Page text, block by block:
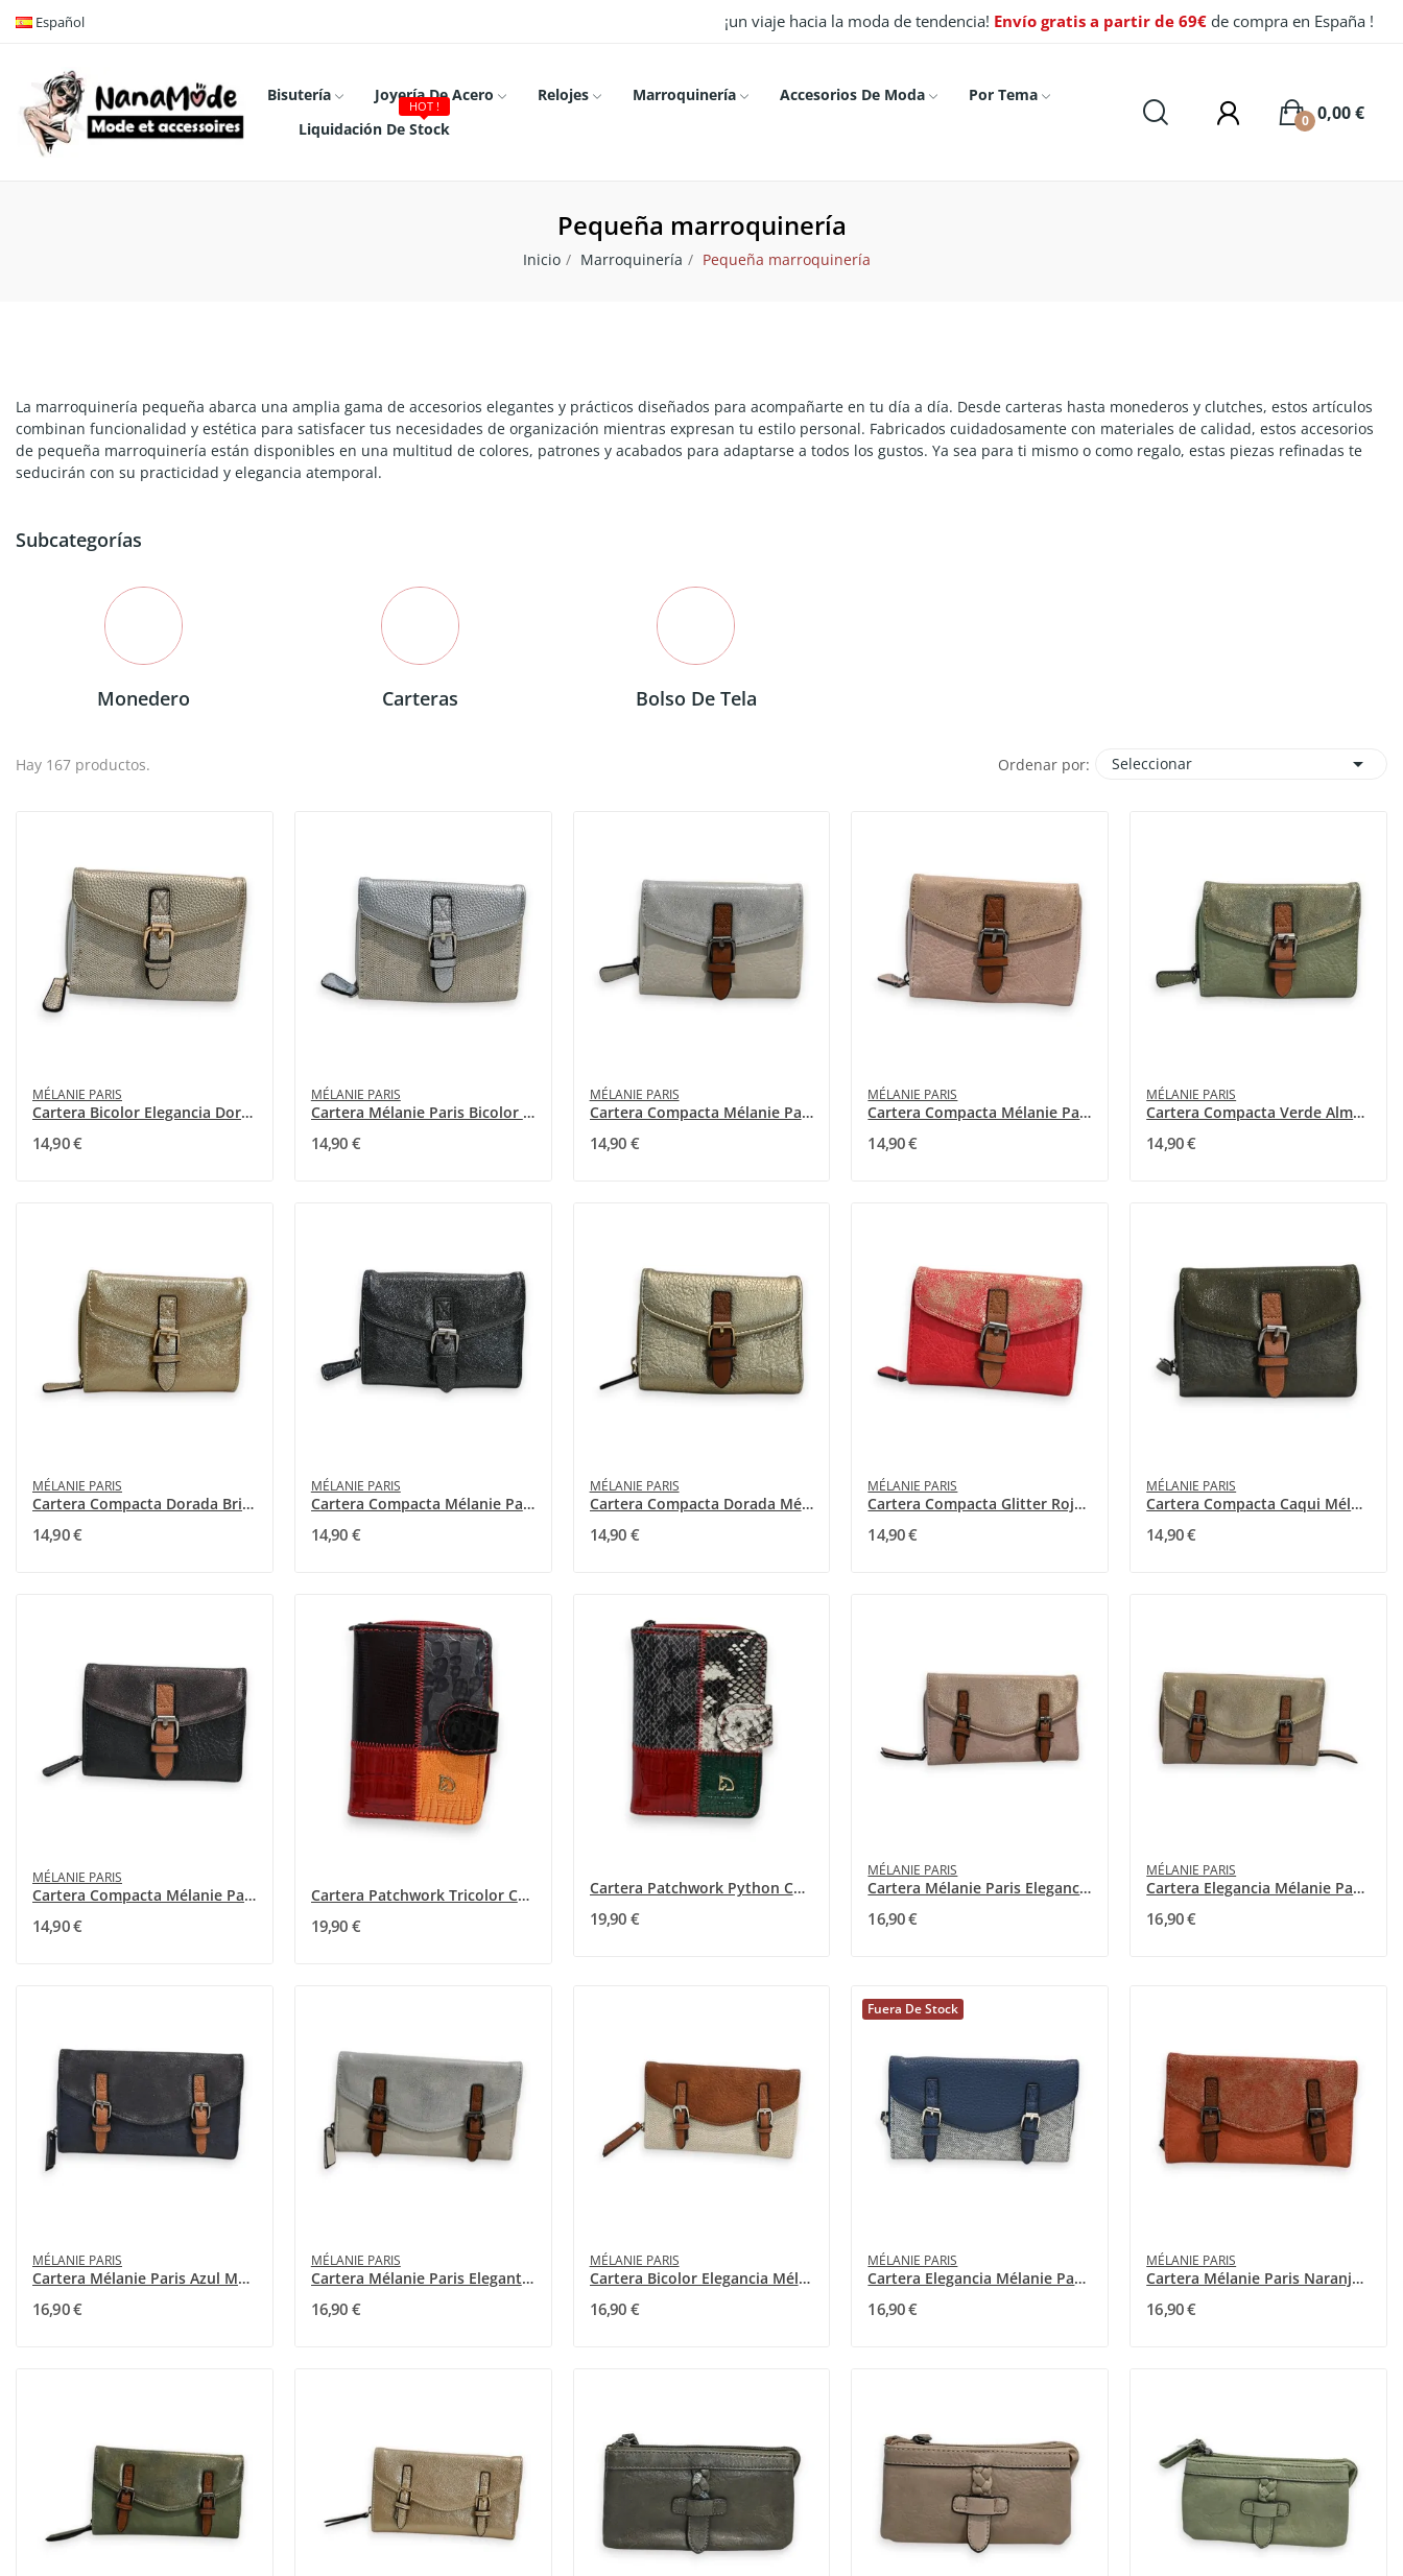
Español ¡un viaje hacia la moda de tendencia! Envío gratis a partir de 69€ de compra en España !
Bisutería Joyería De Acero Relojes Marroquinería Accesorios De Moda
Por Tema
Liquidación De Stock
HOT ! 0,00 €
0
Pequeña marroquinería
Inicio Marroquinería Pequeña marroquinería
La marroquinería pequeña abarca una amplia gama de accesorios elegantes y prácticos diseñados para acompañarte en tu día a día. Desde carteras hasta monederos y clutches, estos artículos
combinan funcionalidad y estética para satisfacer tus necesidades de organización mientras expresan tu estilo personal. Fabricados cuidadosamente con materiales de calidad, estos accesorios
de pequeña marroquinería están disponibles en una multitud de colores, patrones y acabados para adaptarse a todos los gustos. Ya sea para ti mismo o como regalo, estas piezas refinadas te
seducirán con su practicidad y elegancia atemporal.
Subcategorías
Monedero Carteras Bolso De Tela
Hay 167 productos. Ordenar por: Seleccionar 
MÉLANIE PARIS
Cartera Bicolor Elegancia Dorada Mélanie Paris
14,90 €
MÉLANIE PARIS
Cartera Mélanie Paris Bicolor Plateado y Beige
14,90 €
MÉLANIE PARIS
Cartera Compacta Mélanie Paris Plateado-Crema
14,90 €
MÉLANIE PARIS
Cartera Compacta Mélanie Paris Rosa Dorada
14,90 €
MÉLANIE PARIS
Cartera Compacta Verde Almendra Mélanie Paris
14,90 €
MÉLANIE PARIS
Cartera Compacta Dorada Brillante Mélanie Paris
14,90 €
MÉLANIE PARIS
Cartera Compacta Mélanie Paris Negro Brillante
14,90 €
MÉLANIE PARIS
Cartera Compacta Dorada Mélanie Paris
14,90 €
MÉLANIE PARIS
Cartera Compacta Glitter Roja Mélanie Paris
14,90 €
MÉLANIE PARIS
Cartera Compacta Caqui Mélanie Paris
14,90 €
MÉLANIE PARIS
Cartera Compacta Mélanie Paris Negro
14,90 €
Cartera Patchwork Tricolor Cuero Premium
19,90 €
Cartera Patchwork Python Colección Dark Horse
19,90 €
MÉLANIE PARIS
Cartera Mélanie Paris Elegancia Rosa Viejo y...
16,90 €
MÉLANIE PARIS
Cartera Elegancia Mélanie Paris Topo y Oro
16,90 €
MÉLANIE PARIS
Cartera Mélanie Paris Azul Marino con solapa...
16,90 €
MÉLANIE PARIS
Cartera Mélanie Paris Elegante Beige y Plateada
16,90 €
MÉLANIE PARIS
Cartera Bicolor Elegancia Mélanie Paris Beige y...
16,90 €
Fuera De Stock
MÉLANIE PARIS
Cartera Elegancia Mélanie Paris Bi-material...
16,90 €
MÉLANIE PARIS
Cartera Mélanie Paris Naranja con Brillos
16,90 €